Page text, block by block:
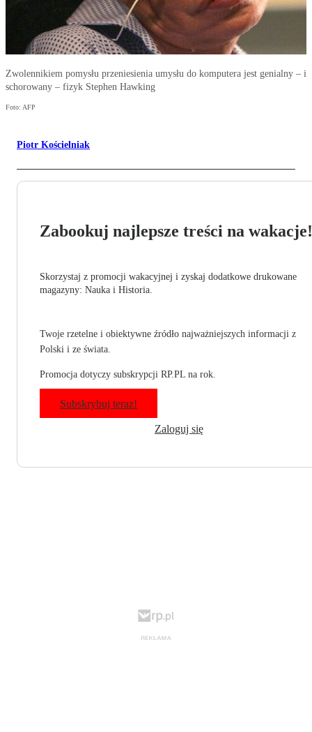
Zwolennikiem pomysłu przeniesienia umysłu do komputera jest genialny – i
schorowany – fizyk Stephen Hawking
Foto: AFP
Piotr Kościelniak
Zabookuj najlepsze treści na wakacje!
Skorzystaj z promocji wakacyjnej i zyskaj dodatkowe drukowane
magazyny: Nauka i Historia.
Twoje rzetelne i obiektywne źródło najważniejszych informacji z
Polski i ze świata.
Promocja dotyczy subskrypcji RP.PL na rok.
Subskrybuj teraz!
Zaloguj się